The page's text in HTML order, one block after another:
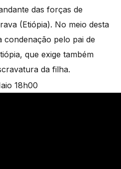
das forças de
(Etiópia). No meio desta
condenação pelo pai de
que exige também
da filha.